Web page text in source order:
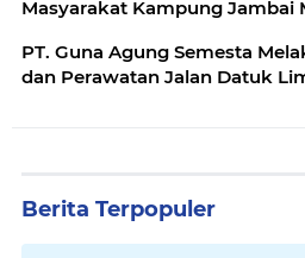
Masyarakat Kampung Jambai
PT. Guna Agung Semesta
dan Perawatan Jalan Datuk
Berita Terpopuler